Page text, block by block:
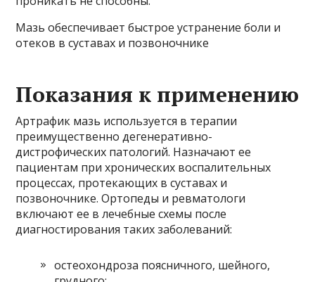
Мазь обеспечивает быстрое устранение боли и
отеков в суставах и позвоночнике
Показания к применению
Артрафик мазь используется в терапии
преимущественно дегенеративно-
дистрофических патологий. Назначают ее
пациентам при хронических воспалительных
процессах, протекающих в суставах и
позвоночнике. Ортопеды и ревматологи
включают ее в лечебные схемы после
диагностирования таких заболеваний:
остеохондроза поясничного, шейного,